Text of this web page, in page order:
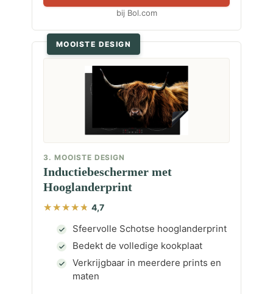
bij Bol.com
MOOISTE DESIGN
3. MOOISTE DESIGN
Inductiebeschermer met
Hooglanderprint
4,7
Sfeervolle Schotse hooglanderprint
Bedekt de volledige kookplaat
Verkrijgbaar in meerdere prints en
maten